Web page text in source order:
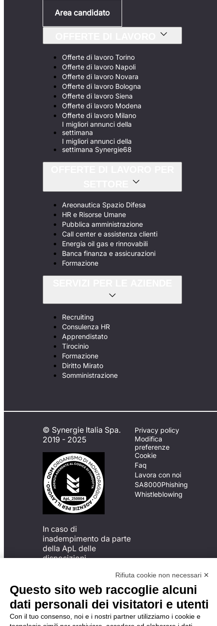
Area candidato
Offerte di lavoro Torino
Offerte di lavoro Napoli
Offerte di lavoro Novara
Offerte di lavoro Bologna
Offerte di lavoro Siena
Offerte di lavoro Modena
Offerte di lavoro Milano
I migliori annunci della
settimana
I migliori annunci della
settimana Synergie68
Areonautica Spazio Difesa
HR e Risorse Umane
Pubblica amministrazione
Call center e assistenza clienti
Energia oil gas e rinnovabili
Banca finanza e assicurazioni
Formazione
Recruiting
Consulenza HR
Apprendistato
Tirocinio
Formazione
Diritto Mirato
Somministrazione
© Synergie Italia Spa.
2019 - 2025
In caso di
inadempimento da parte
della ApL delle
disposizioni
possibile presentare un
reclamo
all’Organismo di
Monitoraggio utilizzando
una delle modalità
Privacy policy
Modifica
preferenze
Cookie
Faq
Lavora con noi
SA8000Phishing
Whistleblowing
Rifiuta cookie non necessari ✕
Questo sito web raccoglie alcuni
dati personali dei visitatori e utenti
Con il tuo consenso, noi e i nostri partner utilizziamo i cookie e